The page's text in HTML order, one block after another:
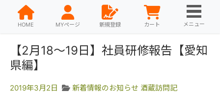
HOME MYページ 新規登録 カート メニュー
【2月18～19日】社員研修報告【愛知
県編】
2019年3月2日 新着情報のお知らせ 酒蔵訪問記